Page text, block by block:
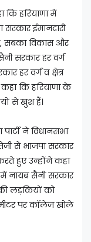
कि हरियाणा में
ईमानदारी
सबका विकास और
सरकार हर वर्ग
हर वर्ग व क्षेत्र
कि हरियाणा के
से खुश हैं।
ने विधानसभा
से भाजपा सरकार
करते हुए उन्होंने कहा
नायब सैनी सरकार
लड़कियों को
पर कॉलेज खोले